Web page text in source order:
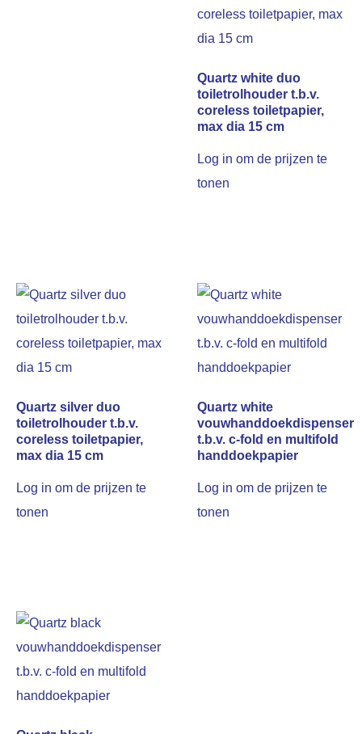
Quartz white duo
toiletrolhouder t.b.v.
coreless toiletpapier,
max dia 15 cm
Log in om de prijzen te
tonen
Quartz silver duo
toiletrolhouder t.b.v.
coreless toiletpapier,
max dia 15 cm
Log in om de prijzen te
tonen
Quartz white
vouwhanddoekdispenser
t.b.v. c-fold en multifold
handdoekpapier
Log in om de prijzen te
tonen